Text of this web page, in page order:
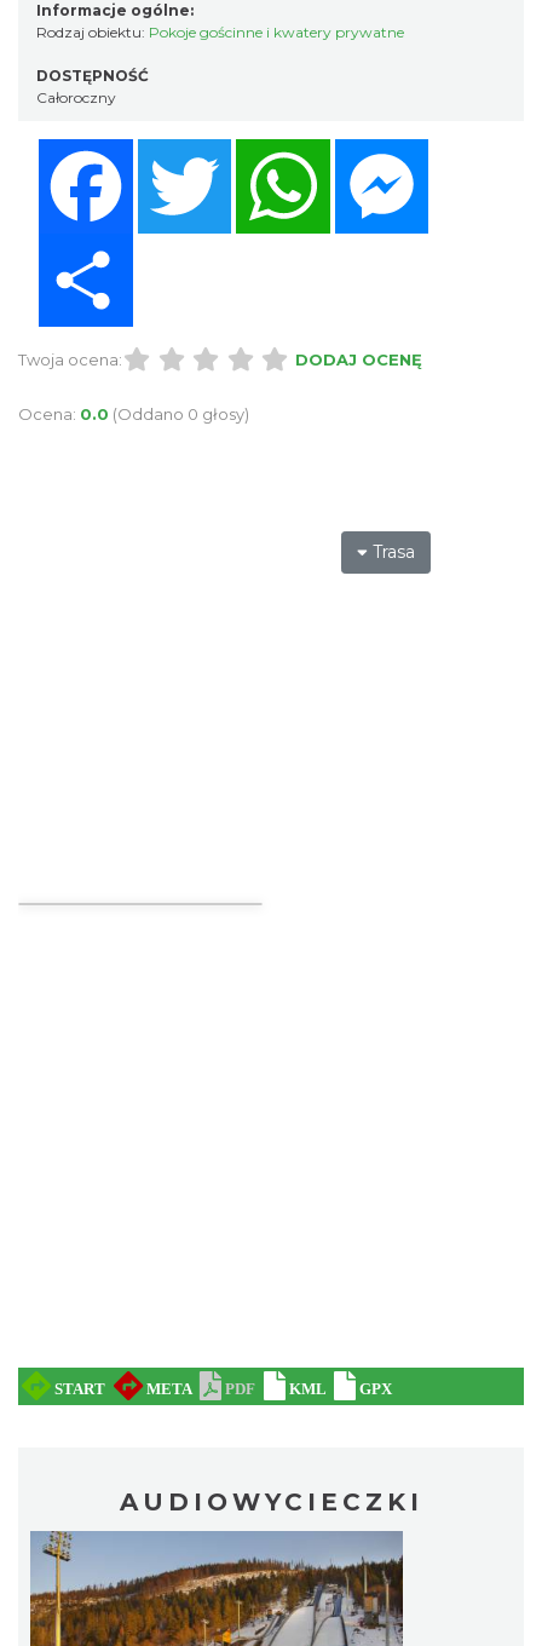
Informacje ogólne:
Rodzaj obiektu: Pokoje gościnne i kwatery prywatne
DOSTĘPNOŚĆ
Całoroczny
Twitter WhatsApp
Twoja ocena: DODAJ OCENĘ
Ocena: 0.0 (Oddano 0 głosy)
Trasa
AUDIOWYCIECZKI